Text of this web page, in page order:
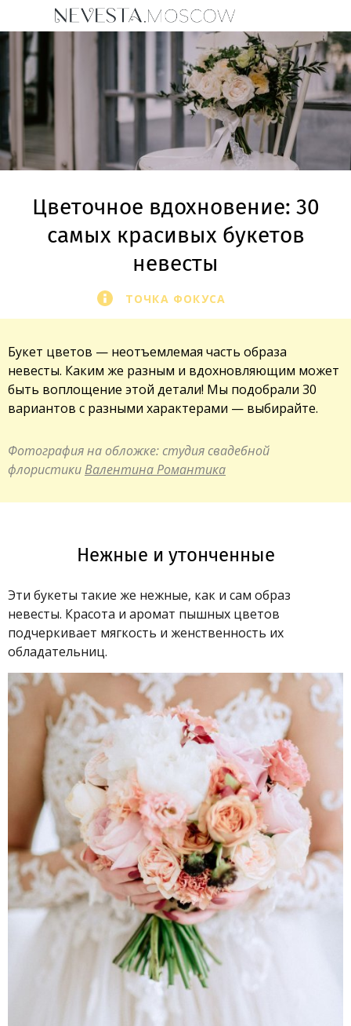
Цветочное вдохновение: 30
самых красивых букетов
невесты
ТОЧКА ФОКУСА
Букет цветов — неотъемлемая часть образа
невесты. Каким же разным и вдохновляющим может
быть воплощение этой детали! Мы подобрали 30
вариантов с разными характерами — выбирайте.
Фотография на обложке: студия свадебной
флористикиВалентина Романтика
Нежные и утонченные
Эти букеты такие же нежные, как и сам образ
невесты. Красота и аромат пышных цветов
подчеркивает мягкость и женственность их
обладательниц.